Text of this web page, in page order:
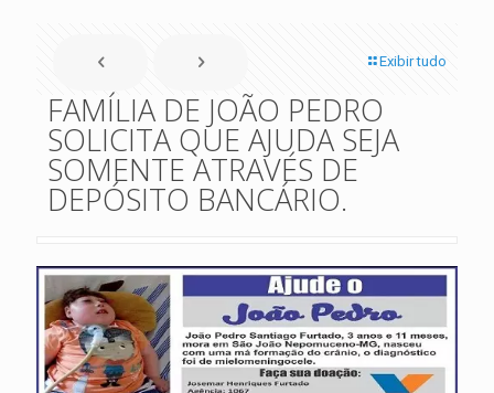
Exibir tudo
FAMÍLIA DE JOÃO PEDRO
SOLICITA QUE AJUDA SEJA
SOMENTE ATRAVÉS DE
DEPÓSITO BANCÁRIO.